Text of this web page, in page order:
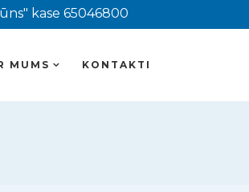
kase 65046800
MUMS KONTAKTI